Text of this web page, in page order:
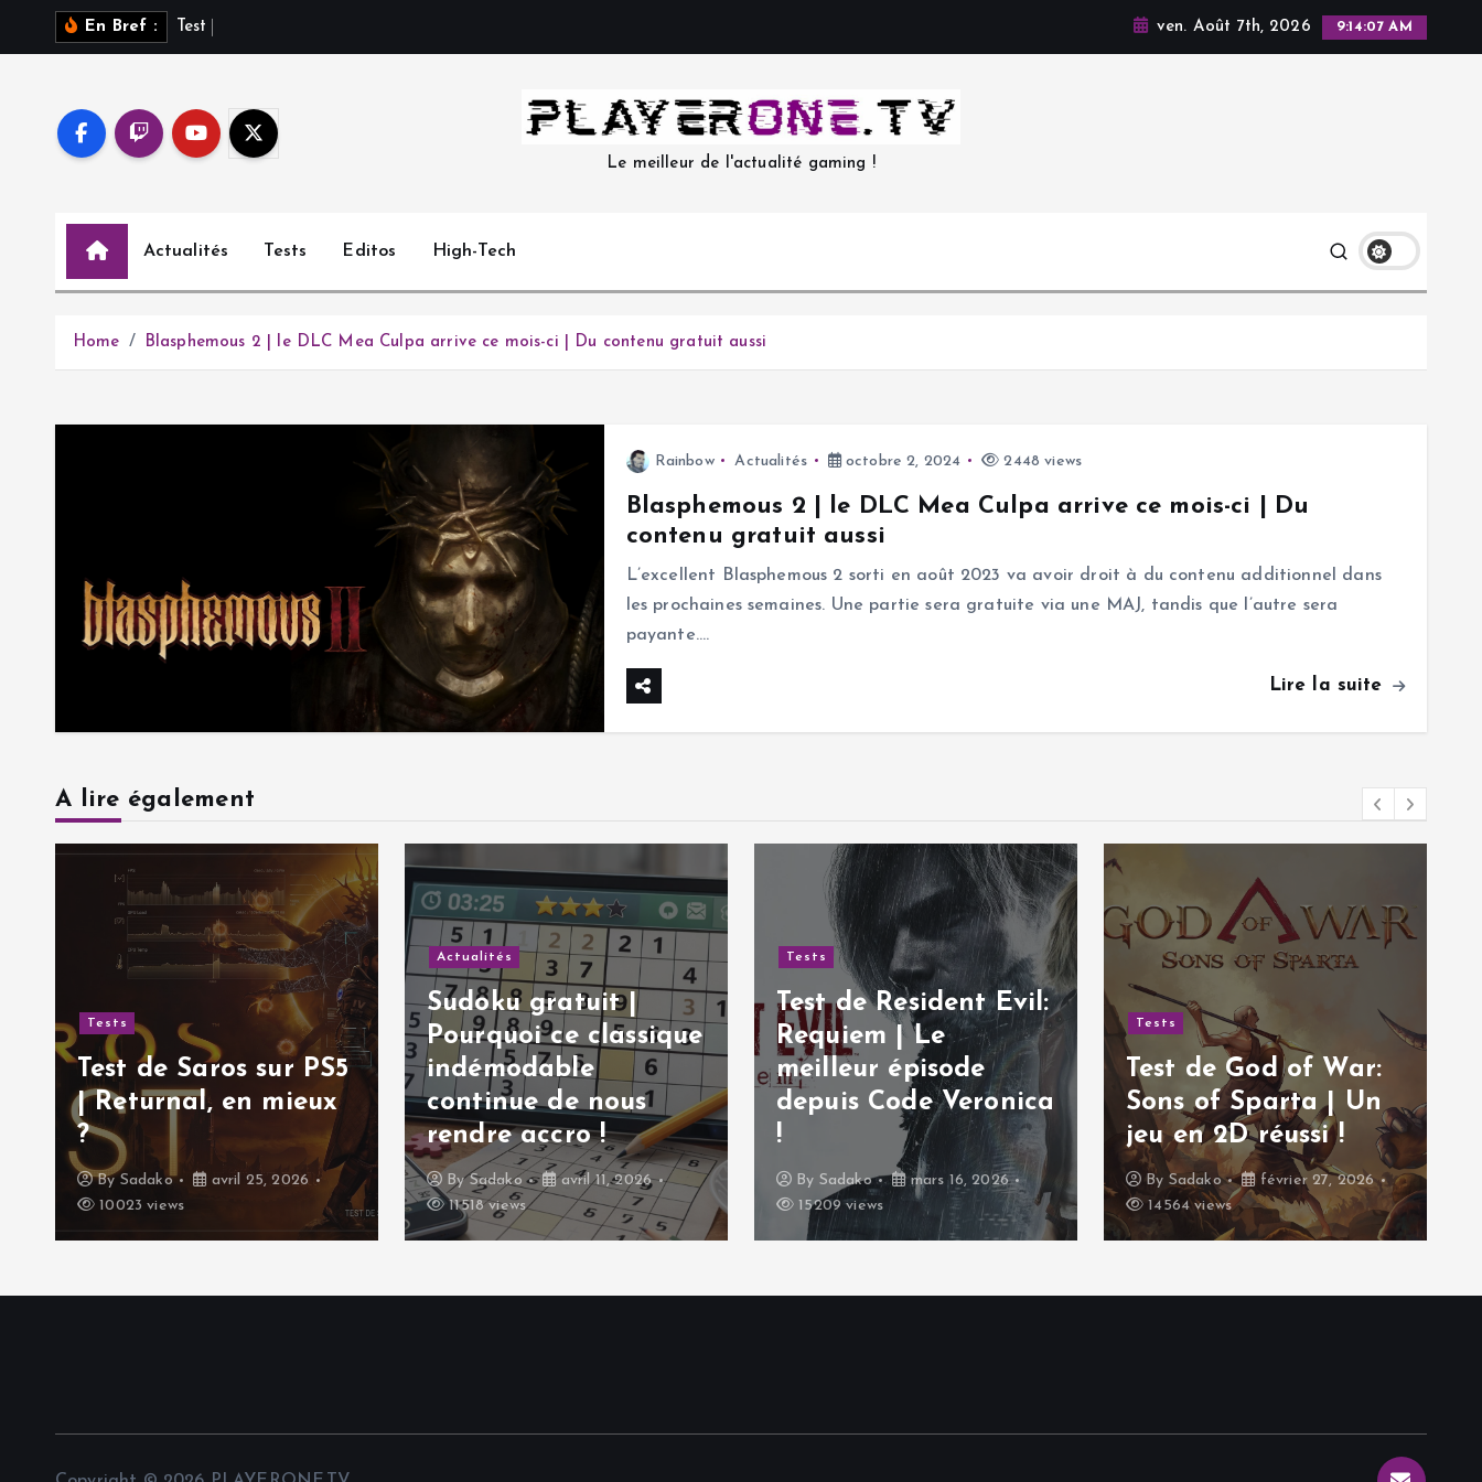
En Bref : est ven. Août 7th, 2026 9:14:08 AM
Le meilleur de l'actualité gaming !
Actualités Tests Editos High-Tech
Home Blasphemous 2 | le DLC Mea Culpa arrive ce mois-ci | Du contenu gratuit aussi
Rainbow Actualités octobre 2, 2024 2448 views
Blasphemous 2 | le DLC Mea Culpa arrive ce mois-ci | Du
contenu gratuit aussi
L’excellent Blasphemous 2 sorti en août 2023 va avoir droit à du contenu additionnel dans
les prochaines semaines. Une partie sera gratuite via une MAJ, tandis que l’autre sera
payante.…
Lire la suite
A lire également
Tests
Test de Saros sur PS5
| Returnal, en mieux
?
By Sadako
avril 25, 2026
10023 views
Actualités
Sudoku gratuit |
Pourquoi ce classique
indémodable
continue de nous
rendre accro !
BySadako
avril 11, 2026
11518 views
Tests
Test de Resident Evil:
Requiem | Le
meilleur épisode
depuis Code Veronica
!
By Sadako
mars 16, 2026
15209 views
Tests
Test de God of War:
Sons of Sparta | Un
jeu en 2D réussi !
By Sadako
février 27, 2026
14564 views